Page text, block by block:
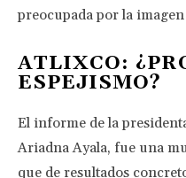
preocupada por la
ATLIXCO:
ESPEJISMO?
El informe de la
Ariadna Ayala, fue una
que de resultados